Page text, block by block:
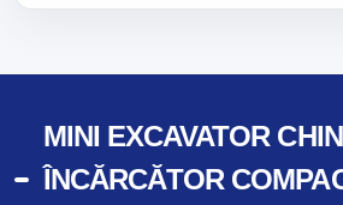
MINI EXCAVATOR
ÎNCĂRCĂTOR